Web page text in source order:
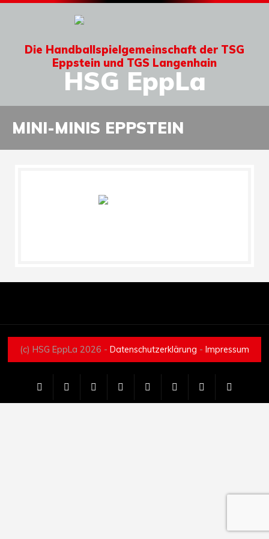
Die Handballspielgemeinschaft der TSG
Eppstein und TGS Langenhain
HSG EppLa
MINI-MINIS EPPSTEIN
(c) HSG EppLa 2026 - Datenschutzerklärung - Impressum